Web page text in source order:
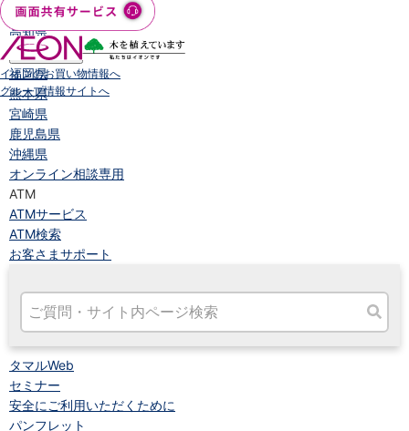
愛媛県
高知県
九州・沖縄
福岡県
熊本県
宮崎県
鹿児島県
沖縄県
オンライン相談専用
ATM
ATMサービス
ATM検索
お客さまサポート
タマルWeb
セミナー
安全にご利用いただくために
パンフレット
イオンのお買い物情報へ
グループ情報サイトへ